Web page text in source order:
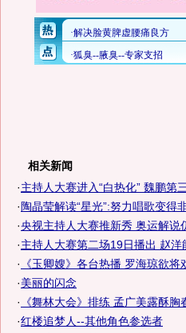
相关新闻
·主持人大赛进入“白热化” 魏鹏第三
· 陶晶莹解读“星光”:努力唱歌变得
·央视主持人大赛推新秀 奥运解说
·主持人大赛第二场19日播出 赵洋
· 《玉卿嫂》各台热播 罗海琼欲将
·美丽的闪念
· 《舞林大会》排练 孟广美露酥胸
·红楼追梦人--其他角色参选者